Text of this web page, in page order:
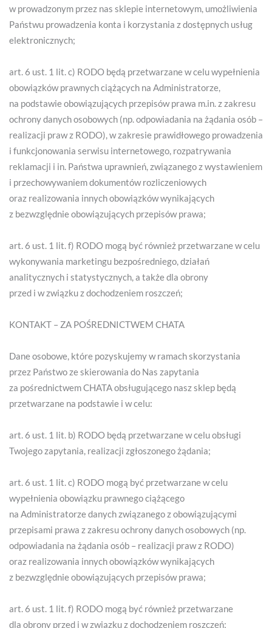
w prowadzonym przez nas sklepie internetowym, umożliwienia
Państwu prowadzenia konta i korzystania z dostępnych usług
elektronicznych;
art. 6 ust. 1 lit. c) RODO będą przetwarzane w celu wypełnienia
obowiązków prawnych ciążących na Administratorze,
na podstawie obowiązujących przepisów prawa m.in. z zakresu
ochrony danych osobowych (np. odpowiadania na żądania osób –
realizacji praw z RODO), w zakresie prawidłowego prowadzenia
i funkcjonowania serwisu internetowego, rozpatrywania
reklamacji i in. Państwa uprawnień, związanego z wystawieniem
i przechowywaniem dokumentów rozliczeniowych
oraz realizowania innych obowiązków wynikających
z bezwzględnie obowiązujących przepisów prawa;
art. 6 ust. 1 lit. f) RODO mogą być również przetwarzane w celu
wykonywania marketingu bezpośredniego, działań
analitycznych i statystycznych, a także dla obrony
przed i w związku z dochodzeniem roszczeń;
KONTAKT – ZA POŚREDNICTWEM CHATA
Dane osobowe, które pozyskujemy w ramach skorzystania
przez Państwo ze skierowania do Nas zapytania
za pośrednictwem CHATA obsługującego nasz sklep będą
przetwarzane na podstawie i w celu:
art. 6 ust. 1 lit. b) RODO będą przetwarzane w celu obsługi
Twojego zapytania, realizacji zgłoszonego żądania;
art. 6 ust. 1 lit. c) RODO mogą być przetwarzane w celu
wypełnienia obowiązku prawnego ciążącego
na Administratorze danych związanego z obowiązującymi
przepisami prawa z zakresu ochrony danych osobowych (np.
odpowiadania na żądania osób – realizacji praw z RODO)
oraz realizowania innych obowiązków wynikających
z bezwzględnie obowiązujących przepisów prawa;
art. 6 ust. 1 lit. f) RODO mogą być również przetwarzane
dla obrony przed i w związku z dochodzeniem roszczeń;